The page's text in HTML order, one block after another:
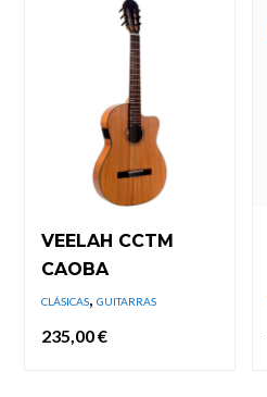
VEELAH CCTM
CAOBA
CLÁSICAS,GUITARRAS
235,00€